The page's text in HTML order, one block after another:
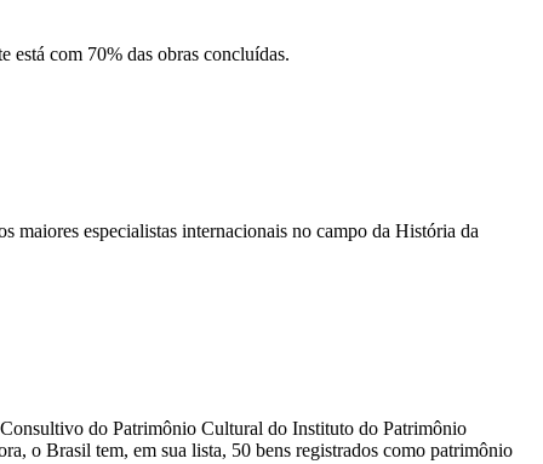
com 70% das obras concluídas.
especialistas internacionais no campo da História da
do Patrimônio Cultural do Instituto do Patrimônio
o Brasil tem, em sua lista, 50 bens registrados como patrimônio